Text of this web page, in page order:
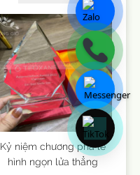
Kỷ niệm chương pha lê
hình ngọn lửa thẳng